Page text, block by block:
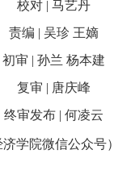
校对 | 马艺丹
责编 | 吴珍 王嫡
初审 | 孙兰 杨本建
复审 | 唐庆峰
终审发布 | 何凌云
学院微信公众号）